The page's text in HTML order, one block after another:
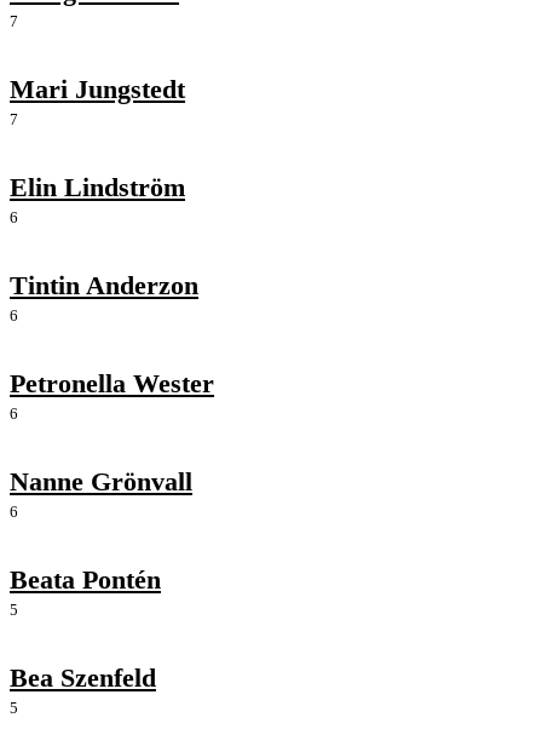
7
Mari Jungstedt
7
Elin Lindström
6
Tintin Anderzon
6
Petronella Wester
6
Nanne Grönvall
6
Beata Pontén
5
Bea Szenfeld
5